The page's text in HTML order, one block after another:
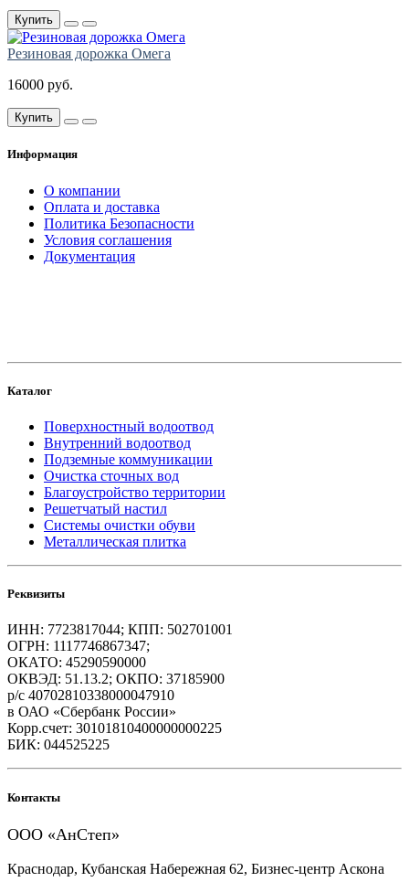
Купить
Резиновая дорожка Омега
16000 руб.
Купить
Информация
О компании
Оплата и доставка
Политика Безопасности
Условия соглашения
Документация
Каталог
Поверхностный водоотвод
Внутренний водоотвод
Подземные коммуникации
Очистка сточных вод
Благоустройство территории
Решетчатый настил
Системы очистки обуви
Металлическая плитка
Реквизиты
ИНН: 7723817044; КПП: 502701001
ОГРН: 1117746867347;
ОКАТО: 45290590000
ОКВЭД: 51.13.2; ОКПО: 37185900
р/с 40702810338000047910
в ОАО «Сбербанк России»
Корр.счет: 30101810400000000225
БИК: 044525225
Контакты
ООО «АнСтеп»
Краснодар, Кубанская Набережная 62, Бизнес-центр Аскона